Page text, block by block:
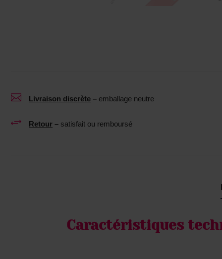
 Livraison discrète – emballage neutre
+ Retour – satisfait ou remboursé
Caractéristiques